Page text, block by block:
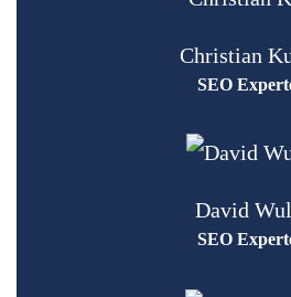
Christian
SEO
David
SEO